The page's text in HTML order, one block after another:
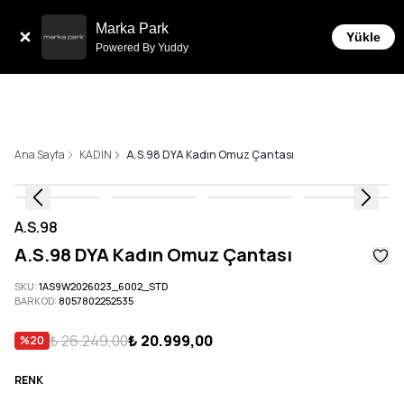
Marka Park
Powered By Yuddy
Yükle
Ana Sayfa KADIN A.S.98 DYA Kadın Omuz Çantası
A.S.98
A.S.98 DYA Kadın Omuz Çantası
SKU:1AS9W2026023_6002_STD
BARKOD: 8057802252535
%20 ₺ 26.249,00₺ 20.999,00
RENK